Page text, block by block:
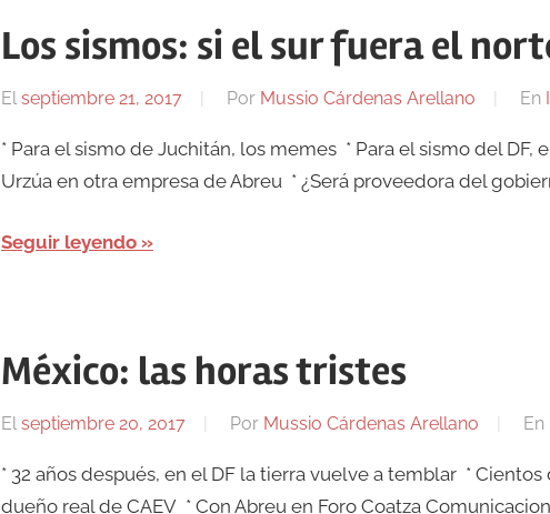
Los sismos: si el sur fuera el
Elseptiembre 21, 2017 Por Mussio Cárdenas Arellano En
* Para el sismo de Juchitán, los memes * Para el sismo del
Urzúa en otra empresa de Abreu * ¿Será proveedora del
Seguir leyendo
México: las horas tristes
El septiembre 20, 2017 Por Mussio Cárdenas Arellano En
* 32 años después, en el DF la tierra vuelve a temblar *
dueño real de CAEV * Con Abreu en Foro Coatza